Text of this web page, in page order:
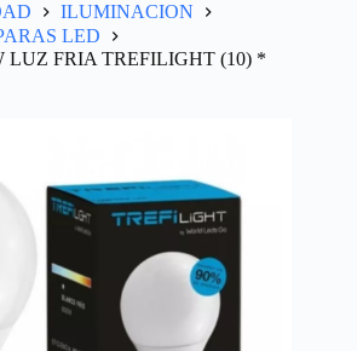
ILUMINACION
LED
LUZ FRIA TREFILIGHT (10) *